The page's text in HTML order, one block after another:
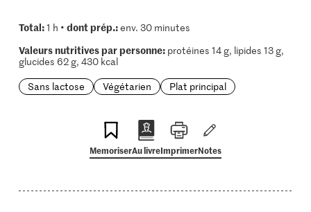
Total:1 h • dont prép.:env. 30 minutes
Valeurs nutritives par personne:protéines 14 g, lipides 13 g,
glucides 62 g, 430 kcal
Sans lactose
Végétarien Plat principal
MemoriserAu livreImprimerNotes